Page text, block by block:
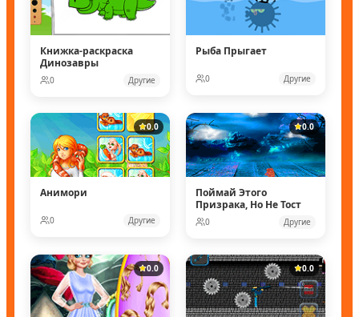
Книжка-раскраска
Динозавры
0 Другие
Рыба Прыгает
0 Другие
0.0
Анимори
0 Другие
0.0
Поймай Этого
Призрака, Но Не Тост
0 Другие
0.0 0.0